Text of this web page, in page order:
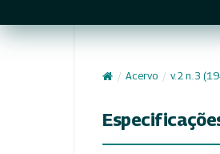
/ Acervo / v. 2 n. 3